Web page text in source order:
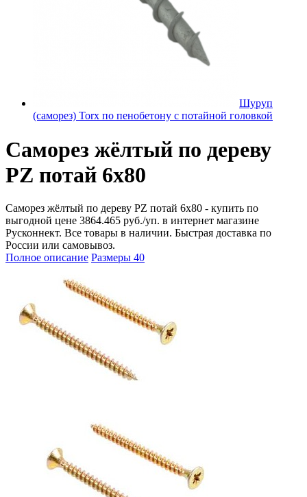
Шуруп
(саморез) Torx по пенобетону с потайной головкой
Саморез жёлтый по дереву
PZ потай 6х80
Саморез жёлтый по дереву PZ потай 6х80 - купить по
выгодной цене 3864.465 руб./уп. в интернет магазине
Русконнект. Все товары в наличии. Быстрая доставка по
России или самовывоз.
Полное описание Размеры 40